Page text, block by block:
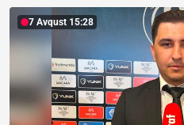
7 Avqust 15:28